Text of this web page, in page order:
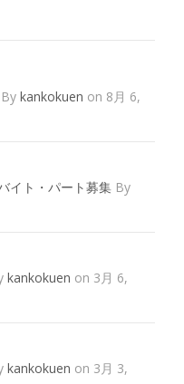
By kankokuen on 8月 6,
イト・パート募集 By
kankokuen on 3月 6,
kankokuen on 3月 3,